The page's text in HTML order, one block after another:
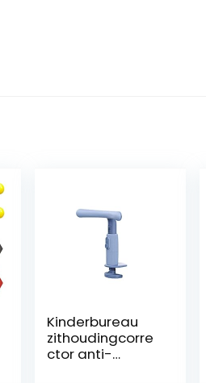
Kinderbureau
zithoudingcorre
ctor anti-